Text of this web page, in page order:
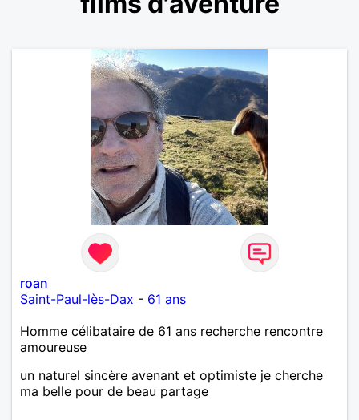
roan
Saint-Paul-lès-Dax - 61 ans
Homme célibataire de 61 ans recherche rencontre
amoureuse
un naturel sincère avenant et optimiste je cherche
ma belle pour de beau partage